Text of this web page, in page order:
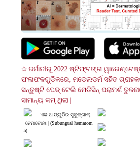
☆ ଜର୍ମାନୀରୁ 2022 ଷ୍ଟିଫ୍ଟଙ୍ଗ
ଫଳାଫଳଗୁଡିକରେ, ମଡେଲଡର୍ମ ସହିତ
ସନ୍ତୁଷ୍ଟି ପେଡ୍ ଟେଲି ମେଡିସିନ୍ ପରାମର୍ଶ
ସାମାନ୍ୟ କମ୍ ଥିଲା |
ଏକ ଆଙ୍ଗୁଠିର ସୁବୁଙ୍ଗାଲ୍
ହେମାଟୋମା | (Subungual hematom
a)